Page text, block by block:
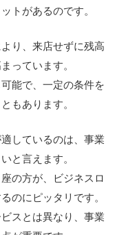
トがあるのです。
り、来店せずに残高
っています。
能で、一定の条件を
もあります。
しているのは、事業
と言えます。
の方が、ビジネスロ
のにピッタリです。
スとは異なり、事業